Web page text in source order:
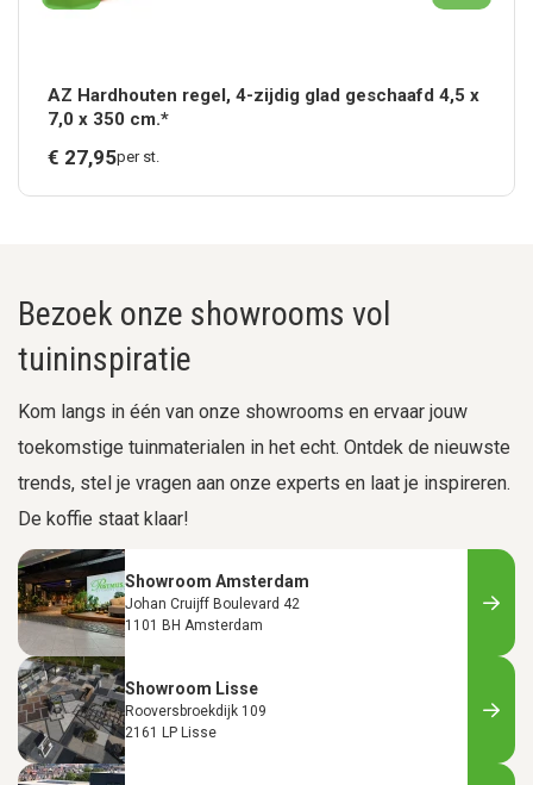
AZ Hardhouten regel, 4-zijdig glad geschaafd 4,5 x
7,0 x 350 cm.*
€ 27,95per st.
Bezoek onze showrooms vol
tuininspiratie
Kom langs in één van onze showrooms en ervaar jouw
toekomstige tuinmaterialen in het echt. Ontdek de nieuwste
trends, stel je vragen aan onze experts en laat je inspireren.
De koffie staat klaar!
Showroom Amsterdam
Johan Cruijff Boulevard 42
1101 BH Amsterdam
Showroom Lisse
Rooversbroekdijk 109
2161 LP Lisse